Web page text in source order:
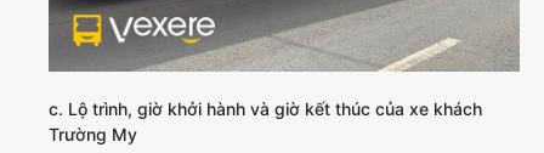
c. Lộ trình, giờ khởi hành và giờ kết thúc của xe khách
Trường My